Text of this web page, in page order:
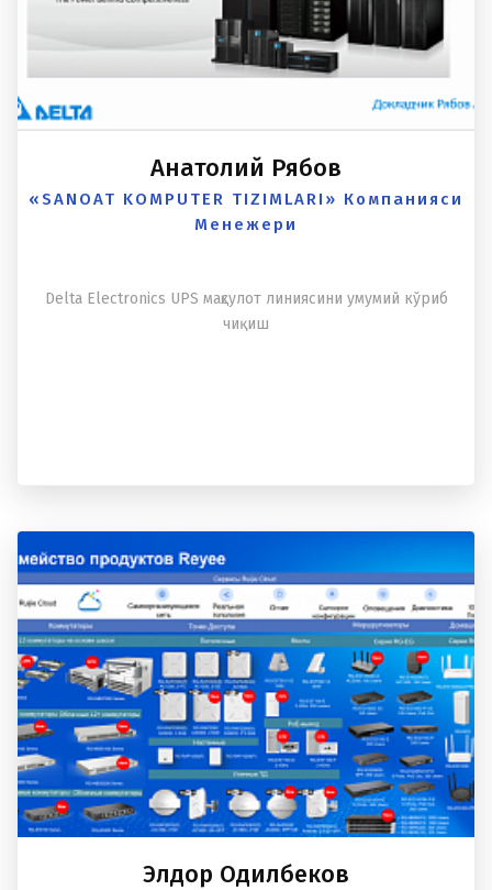
Анатолий Рябов
«SANOAT KOMPUTER TIZIMLARI» Компанияси
Менежери
Delta Electronics UPS маҳсулот линиясини умумий кўриб
чиқиш
Элдор Одилбеков